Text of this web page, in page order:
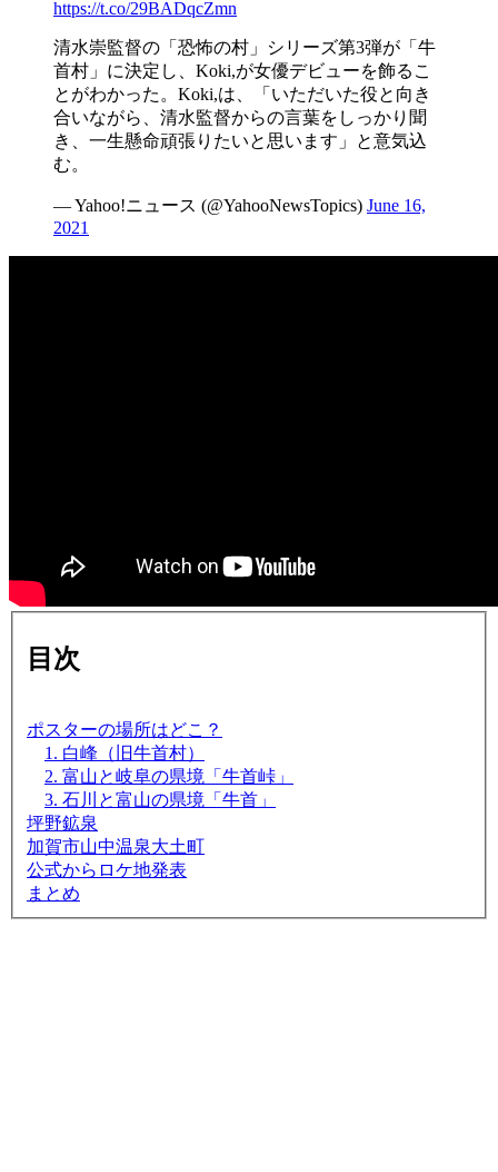
https://t.co/29BADqcZmn
清水崇監督の「恐怖の村」シリーズ第3弾が「牛
首村」に決定し、Koki,が女優デビューを飾るこ
とがわかった。Koki,は、「いただいた役と向き
合いながら、清水監督からの言葉をしっかり聞
き、一生懸命頑張りたいと思います」と意気込
む。
— Yahoo!ニュース (@YahooNewsTopics) June 16,
2021
目次
ポスターの場所はどこ？
1. 白峰（旧牛首村）
2. 富山と岐阜の県境「牛首峠」
3. 石川と富山の県境「牛首」
坪野鉱泉
加賀市山中温泉大土町
公式からロケ地発表
まとめ